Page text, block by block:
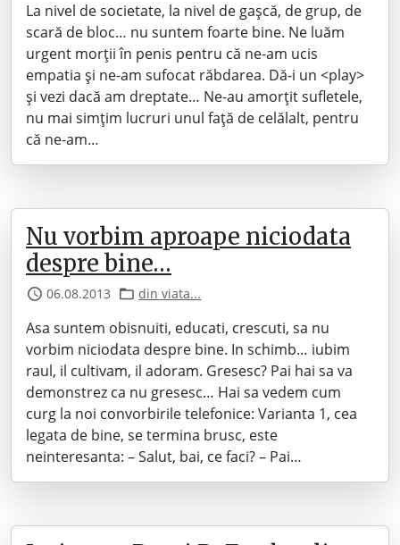
La nivel de societate, la nivel de gașcă, de grup, de
scară de bloc… nu suntem foarte bine. Ne luăm
urgent morții în penis pentru că ne-am ucis
empatia și ne-am sufocat răbdarea. Dă-i un <play>
și vezi dacă am dreptate… Ne-au amorțit sufletele,
nu mai simțim lucruri unul față de celălalt, pentru
că ne-am…
Nu vorbim aproape niciodata
despre bine…
06.08.2013 din viata...
Asa suntem obisnuiti, educati, crescuti, sa nu
vorbim niciodata despre bine. In schimb… iubim
raul, il cultivam, il adoram. Gresesc? Pai hai sa va
demonstrez ca nu gresesc… Hai sa vedem cum
curg la noi convorbirile telefonice: Varianta 1, cea
legata de bine, se termina brusc, este
neinteresanta: – Salut, bai, ce faci? – Pai…